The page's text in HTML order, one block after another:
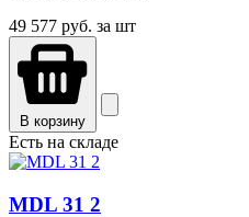
49 577 руб. за шт
В корзину
Есть на складе
MDL 31 2